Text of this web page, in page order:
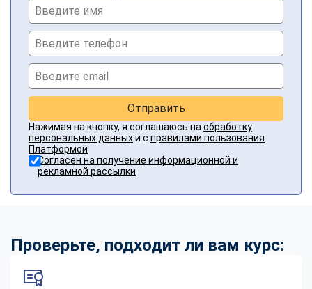
Отправить
Нажимая на кнопку, я соглашаюсь на обработку
персональных данныхи с правилами пользования
Платформой
Согласен на получение информационной и
рекламной рассылки
Проверьте, подходит ли вам курс: